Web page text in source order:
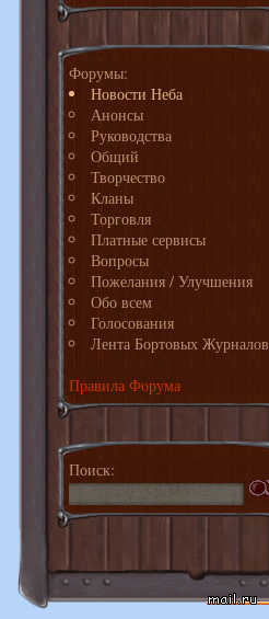
Форумы:
Новости Неба
Анонсы
Руководства
Общий
Творчество
Кланы
Торговля
Платные сервисы
Вопросы
Пожелания / Улучшения
Обо всем
Голосования
Лента Бортовых Журналов
Правила Форума
Поиск: